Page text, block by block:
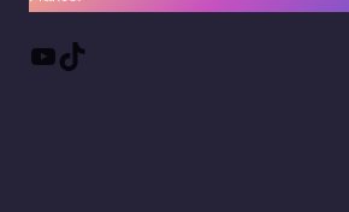
YouTube
TikTok